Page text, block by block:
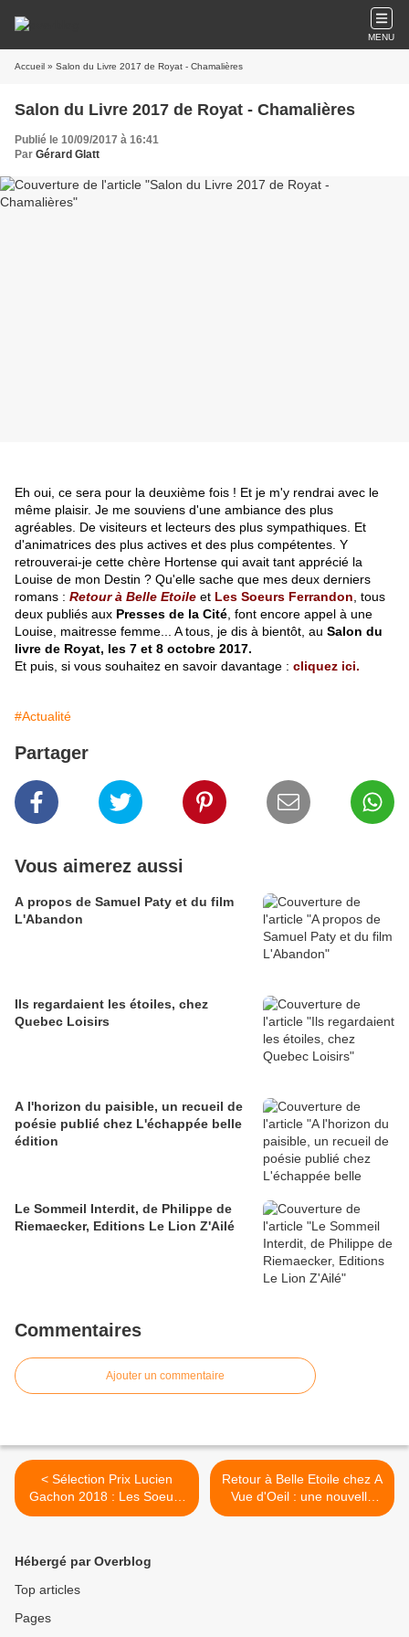
MENU
Accueil » Salon du Livre 2017 de Royat - Chamalières
Salon du Livre 2017 de Royat - Chamalières
Publié le 10/09/2017 à 16:41
Par Gérard Glatt
Eh oui, ce sera pour la deuxième fois ! Et je m'y rendrai avec le
même plaisir. Je me souviens d'une ambiance des plus
agréables. De visiteurs et lecteurs des plus sympathiques. Et
d'animatrices des plus actives et des plus compétentes. Y
retrouverai-je cette chère Hortense qui avait tant apprécié la
Louise de mon Destin ? Qu'elle sache que mes deux derniers
romans : Retour à Belle Etoile et Les Soeurs Ferrandon , tous
deux publiés aux Presses de la Cité , font encore appel à une
Louise, maitresse femme... A tous, je dis à bientôt, au Salon du
livre de Royat, les 7 et 8 octobre 2017.
Et puis, si vous souhaitez en savoir davantage : cliquez ici.
#Actualité
Partager
Vous aimerez aussi
A propos de Samuel Paty et du film
L'Abandon
Ils regardaient les étoiles, chez
Quebec Loisirs
A l'horizon du paisible, un recueil de
poésie publié chez L'échappée belle
édition
Le Sommeil Interdit, de Philippe de
Riemaecker, Editions Le Lion Z'Ailé
Commentaires
Ajouter un commentaire
< Sélection Prix Lucien
Gachon 2018 : Les Soeurs
Ferrandon
Retour à Belle Etoile chez A
Vue d'Oeil : une nouvelle
couverture >
Hébergé par Overblog
Top articles
Pages